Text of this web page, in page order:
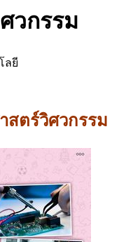
วกรรม
ลยี
สตร์วิศวกรรม